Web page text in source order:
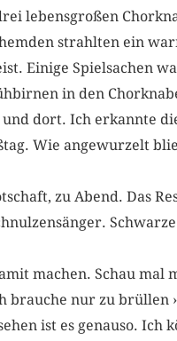
­lebensgroßen
strahlten ein
Einige Spielsachen
in den
dort. Ich erkannte
Wie angewurzelt
zu Abend. Das
machen. Schau mal
nur zu brüllen
ist es genauso. Ich